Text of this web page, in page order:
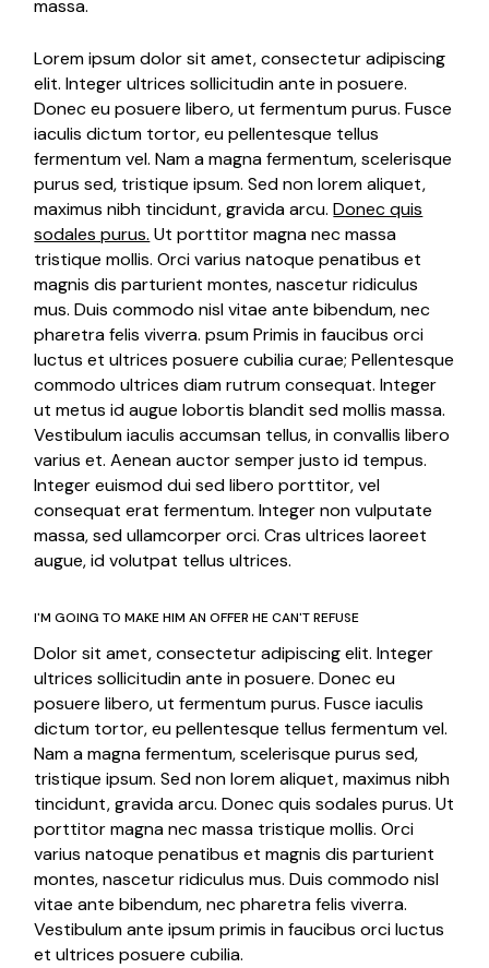
massa.
Lorem ipsum dolor sit amet, consectetur adipiscing
elit. Integer ultrices sollicitudin ante in posuere.
Donec eu posuere libero, ut fermentum purus. Fusce
iaculis dictum tortor, eu pellentesque tellus
fermentum vel. Nam a magna fermentum, scelerisque
purus sed, tristique ipsum. Sed non lorem aliquet,
maximus nibh tincidunt, gravida arcu.Donec quis
sodales purus. Ut porttitor magna nec massa
tristique mollis. Orci varius natoque penatibus et
magnis dis parturient montes, nascetur ridiculus
mus. Duis commodo nisl vitae ante bibendum, nec
pharetra felis viverra. psum Primis in faucibus orci
luctus et ultrices posuere cubilia curae; Pellentesque
commodo ultrices diam rutrum consequat. Integer
ut metus id augue lobortis blandit sed mollis massa.
Vestibulum iaculis accumsan tellus, in convallis libero
varius et. Aenean auctor semper justo id tempus.
Integer euismod dui sed libero porttitor, vel
consequat erat fermentum. Integer non vulputate
massa, sed ullamcorper orci. Cras ultrices laoreet
augue, id volutpat tellus ultrices.
I'M GOING TO MAKE HIM AN OFFER HE CAN'T REFUSE
Dolor sit amet, consectetur adipiscing elit. Integer
ultrices sollicitudin ante in posuere. Donec eu
posuere libero, ut fermentum purus. Fusce iaculis
dictum tortor, eu pellentesque tellus fermentum vel.
Nam a magna fermentum, scelerisque purus sed,
tristique ipsum. Sed non lorem aliquet, maximus nibh
tincidunt, gravida arcu. Donec quis sodales purus. Ut
porttitor magna nec massa tristique mollis. Orci
varius natoque penatibus et magnis dis parturient
montes, nascetur ridiculus mus. Duis commodo nisl
vitae ante bibendum, nec pharetra felis viverra.
Vestibulum ante ipsum primis in faucibus orci luctus
et ultrices posuere cubilia.